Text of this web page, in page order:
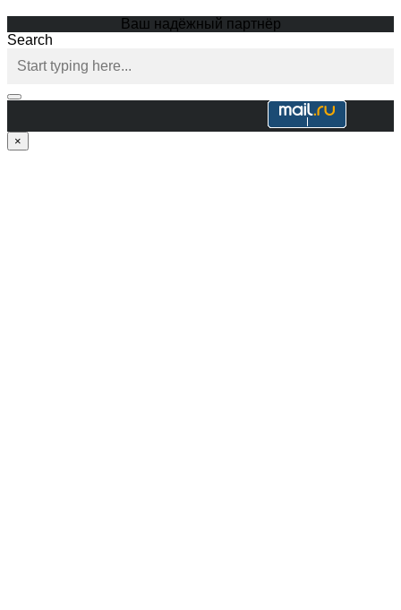
Ваш надёжный партнёр
Search
×